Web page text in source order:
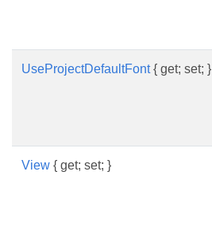
UseProjectDefaultFont{ get; set; }
View { get; set; }